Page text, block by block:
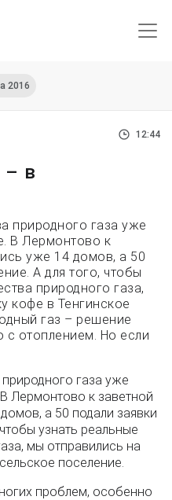
2016
12:44
– в
природного газа уже
В Лермонтово к
уже 14 домов, а 50
А для того, чтобы
природного газа,
кофе в Тенгинское
газ – решение
отоплением. Но если
газа уже
Лермонтово к заветной
а 50 подали заявки
узнать реальные
мы отправились на
поселение.
проблем, особенно